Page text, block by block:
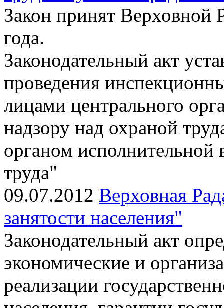
Закон принят
года.
Законодательный акт
проведения
лицами центрального
надзору над охраной
органом исполнительной
труда"
09.07.2012 Верховная
занятости населения"
Законодательный акт
экономические и
реализации